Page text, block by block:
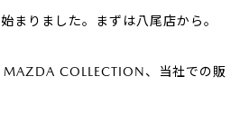
まりました。まずは八尾店から。
COLLECTION、当社での販